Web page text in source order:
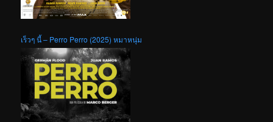
เร็วๆ นี้ – Perro Perro (2025) หมาหนุ่ม